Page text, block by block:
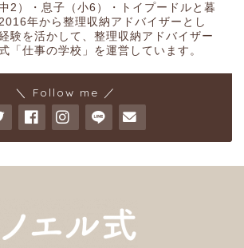
2）・息子（小6）・トイプードルと暮
年から整理収納アドバイザーとし
験を活かして、整理収納アドバイザー
「仕事の学校」を運営しています。
＼ Follow me ／